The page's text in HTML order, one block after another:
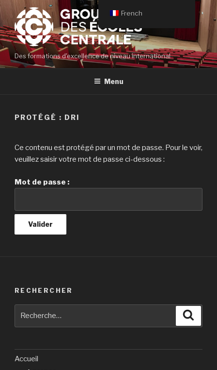
Aller
au
contenu
principal
Des formations d'excellence de niveau international
Menu
PROTÉGÉ : DRI
Ce contenu est protégé par un mot de passe. Pour le voir,
veuillez saisir votre mot de passe ci-dessous :
Mot de passe :
RECHERCHER
Accueil
French